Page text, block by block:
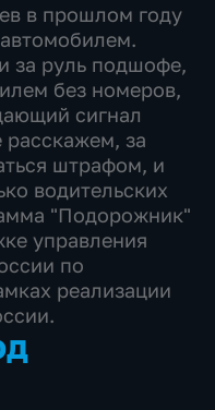
в прошлом году
за руль подшофе,
без номеров,
сигнал
расскажем, за
штрафом, и
водительских
"Подорожник"
управления
по
реализации